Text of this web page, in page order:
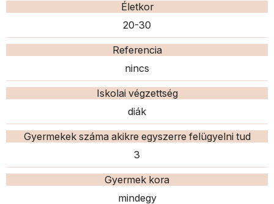
Életkor
20-30
Referencia
nincs
Iskolai végzettség
diák
Gyermekek száma akikre egyszerre felügyelni tud
3
Gyermek kora
mindegy